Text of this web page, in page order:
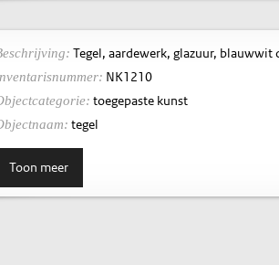
Tegel, aardewerk, glazuur,
NK1210
toegepaste kunst
tegel
Toon meer